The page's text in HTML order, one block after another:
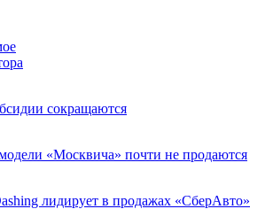
сокращаются
«Москвича» почти не продаются
лидирует в продажах «СберАвто»